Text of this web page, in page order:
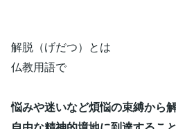
解脱（げだつ）とは
仏教用語で
悩みや迷いなど煩悩の束縛から